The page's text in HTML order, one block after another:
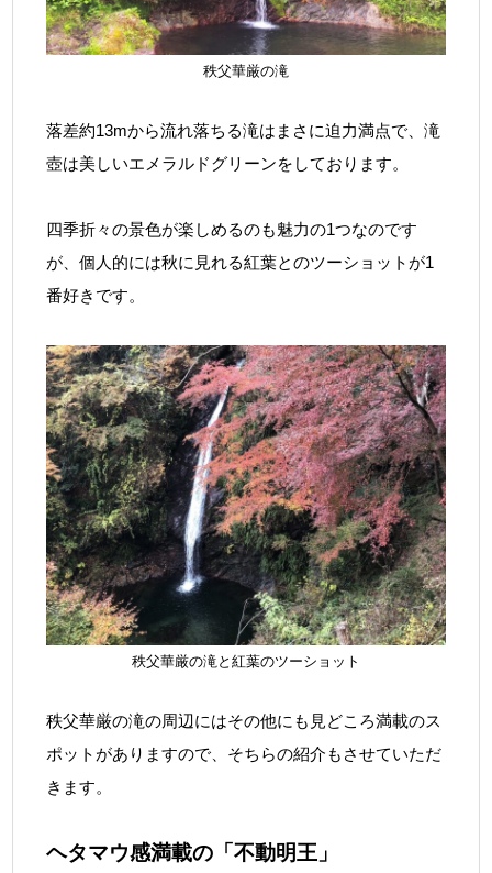
秩父華厳の滝
落差約13mから流れ落ちる滝はまさに迫力満点で、滝
壺は美しいエメラルドグリーンをしております。
四季折々の景色が楽しめるのも魅力の1つなのです
が、個人的には秋に見れる紅葉とのツーショットが1
番好きです。
秩父華厳の滝と紅葉のツーショット
秩父華厳の滝の周辺にはその他にも見どころ満載のス
ポットがありますので、そちらの紹介もさせていただ
きます。
ヘタマウ感満載の「不動明王」